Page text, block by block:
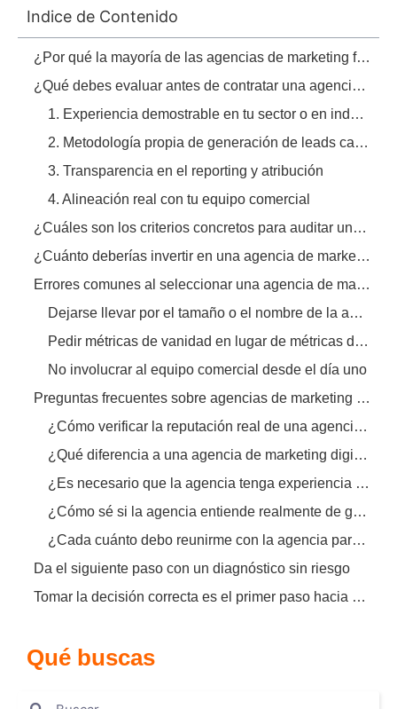
Indice de Contenido
¿Por qué la mayoría de las agencias de marketing fallan en entornos B2B?
¿Qué debes evaluar antes de contratar una agencia de marketing digital B2B?
1. Experiencia demostrable en tu sector o en industrias B2B complejas
2. Metodología propia de generación de leads calificados
3. Transparencia en el reporting y atribución
4. Alineación real con tu equipo comercial
¿Cuáles son los criterios concretos para auditar una agencia de marketing B2B?
¿Cuánto deberías invertir en una agencia de marketing B2B confiable?
Errores comunes al seleccionar una agencia de marketing industrial
Dejarse llevar por el tamaño o el nombre de la agencia
Pedir métricas de vanidad en lugar de métricas de negocio
No involucrar al equipo comercial desde el día uno
Preguntas frecuentes sobre agencias de marketing B2B
¿Cómo verificar la reputación real de una agencia de marketing B2B?
¿Qué diferencia a una agencia de marketing digital confiable B2B de un freelancer?
¿Es necesario que la agencia tenga experiencia en mi industria exacta?
¿Cómo sé si la agencia entiende realmente de generación de leads?
¿Cada cuánto debo reunirme con la agencia para evaluar resultados?
Da el siguiente paso con un diagnóstico sin riesgo
Tomar la decisión correcta es el primer paso hacia un pipeline predecible
Qué buscas